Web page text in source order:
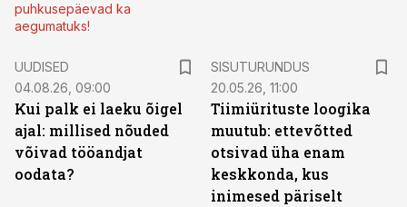
puhkusepäevad ka
aegumatuks!
UUDISED
04.08.26, 09:00
Kui palk ei laeku õigel
ajal: millised nõuded
võivad tööandjat
oodata?
SISUTURUNDUS
20.05.26, 11:00
Tiimiürituste loogika
muutub: ettevõtted
otsivad üha enam
keskkonda, kus
inimesed päriselt